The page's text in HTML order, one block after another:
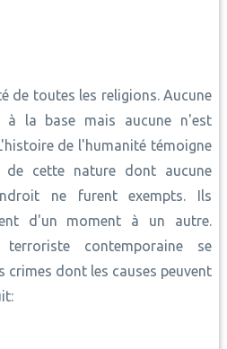
de toutes les religions. Aucune
à la base mais aucune n'est
de l'humanité témoigne
de cette nature dont aucune
ne furent exempts. Ils
d'un moment à un autre.
contemporaine se
crimes dont les causes peuvent